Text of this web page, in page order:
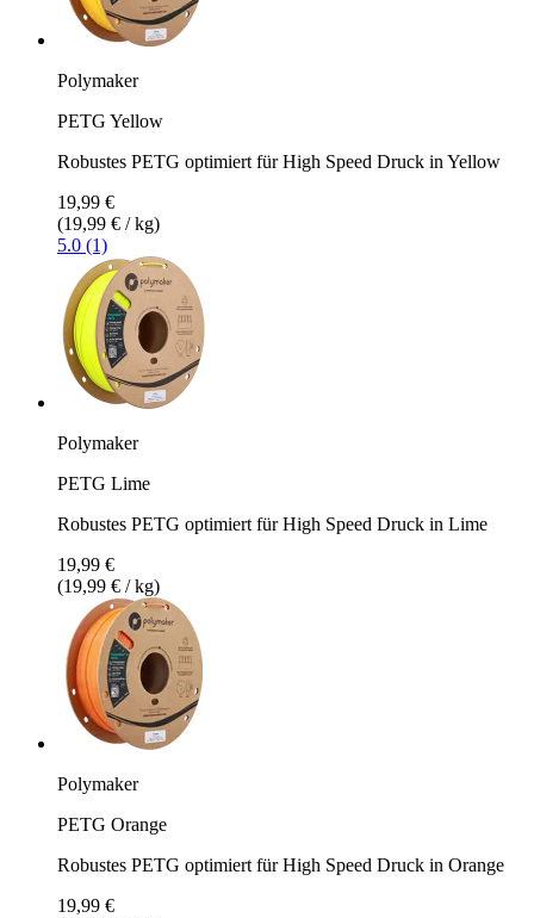
Polymaker
PETG Yellow
Robustes PETG optimiert für High Speed Druck in Yellow
19,99 €
(19,99 € / kg)
5.0 (1)
Polymaker
PETG Lime
Robustes PETG optimiert für High Speed Druck in Lime
19,99 €
(19,99 € / kg)
Polymaker
PETG Orange
Robustes PETG optimiert für High Speed Druck in Orange
19,99 €